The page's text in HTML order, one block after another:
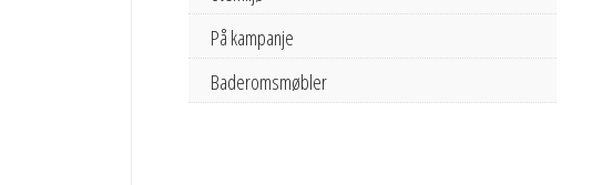
På kampanje
Baderomsmøbler